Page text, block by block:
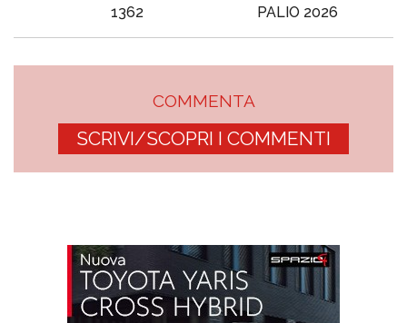
1362
PALIO 2026
COMMENTA
SCRIVI/SCOPRI I COMMENTI